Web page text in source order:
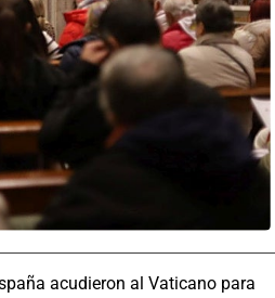
acudieron al Vaticano para